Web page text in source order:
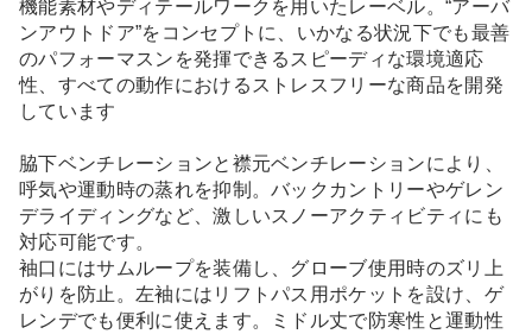
機能素材やディテールワークを用いたレーベル。“アーバ
ンアウトドア”をコンセプトに、いかなる状況下でも最善
のパフォーマスンを発揮できるスピーディな環境適応
性、すべての動作におけるストレスフリーな商品を開発
しています
脇下ベンチレーションと襟元ベンチレーションにより、
呼気や運動時の蒸れを抑制。バックカントリーやゲレン
デライディングなど、激しいスノーアクティビティにも
対応可能です。
袖口にはサムループを装備し、グローブ使用時のズリ上
がりを防止。左袖にはリフトパス用ポケットを設け、ゲ
レンデでも便利に使えます。ミドル丈で防寒性と運動性